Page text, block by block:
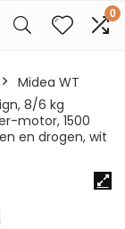
0
Midea WT
8/6 kg
motor, 1500
en drogen, wit